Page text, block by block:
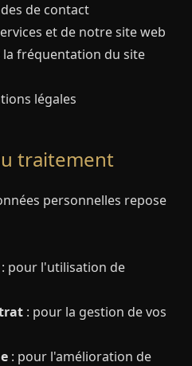
de contact
et de notre site web
la fréquentation du site
légales
traitement
personnelles repose
: pour l'utilisation de
: pour la gestion de vos
: pour l'amélioration de